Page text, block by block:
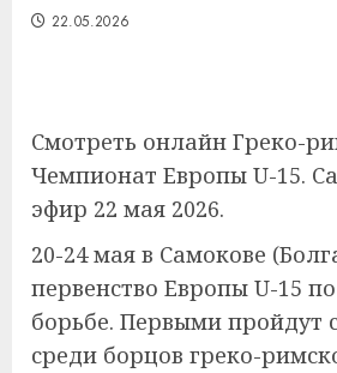
22.05.2026
Смотреть онлайн Греко-
Чемпионат Европы U-15.
эфир 22 мая 2026.
20-24 мая в Самокове
первенство Европы U-15
борьбе. Первыми пройдут
среди борцов греко-